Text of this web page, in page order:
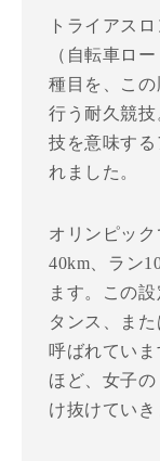
トライアス
（自転車ロ
種目を、こ
行う耐久競
技を意味す
れました。
オリンピッ
40km、ラン
ます。この
タンス、ま
呼ばれてい
ほど、女子
け抜けていき